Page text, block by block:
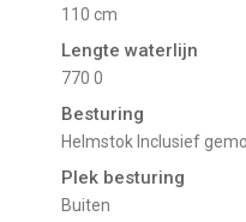
110 cm
Lengte waterlijn
770 0
Besturing
Helmstok Inclusief
Plek besturing
Buiten